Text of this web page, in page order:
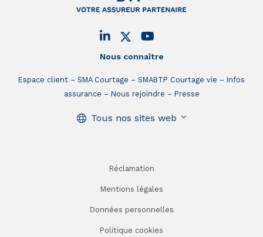
Nous connaître
Espace client SMA Courtage SMABTP Courtage vie
Infos
assurance
Nous rejoindre Presse
Tous nos sites web
Réclamation
Mentions légales
Données personnelles
Politique cookies